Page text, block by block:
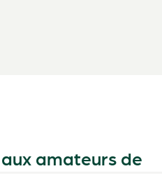
amateurs de